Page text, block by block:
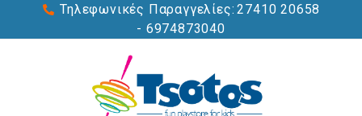
Τηλεφωνικές Παραγγελίες: 27410 20658
- 6974873040